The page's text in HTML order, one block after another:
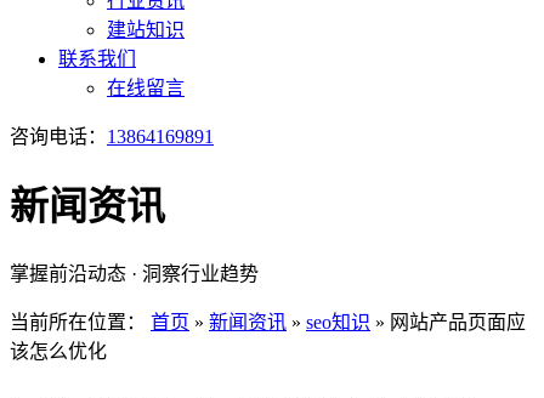
建站知识
联系我们
在线留言
咨询电话： 13864169891
新闻资讯
掌握前沿动态 · 洞察行业趋势
当前所在位置： 首页 » 新闻资讯 » seo知识 » 网站产品页面应
该怎么优化